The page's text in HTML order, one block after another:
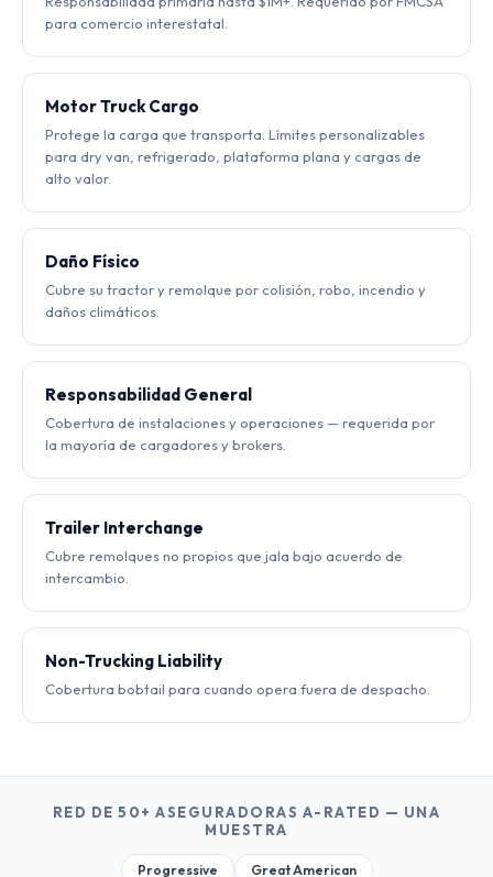
para comercio interestatal.
Motor Truck Cargo
Protege la carga que transporta. Límites personalizables
para dry van, refrigerado, plataforma plana y cargas de
alto valor.
Daño Físico
Cubre su tractor y remolque por colisión, robo, incendio y
daños climáticos.
Responsabilidad General
Cobertura de instalaciones y operaciones — requerida por
la mayoría de cargadores y brokers.
Trailer Interchange
Cubre remolques no propios que jala bajo acuerdo de
intercambio.
Non-Trucking Liability
Cobertura bobtail para cuando opera fuera de despacho.
RED DE 50+ ASEGURADORAS A-RATED — UNA
MUESTRA
Progressive
Great American